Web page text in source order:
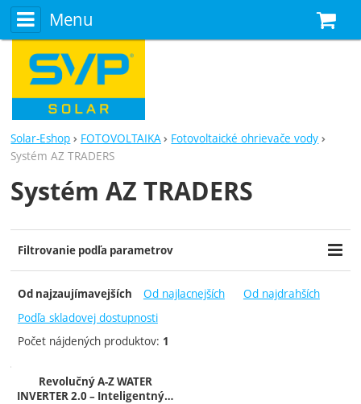
Menu
Solar-Eshop FOTOVOLTAIKA
Fotovoltaické ohrievače vody
Systém AZ TRADERS
Systém AZ TRADERS
Filtrovanie podľa parametrov
Cena (€)
-
Dostupnosť
Skladom
Od najzaujímavejších Od najlacnejších
Od najdrahších
Podľa skladovej dostupnosti
Počet nájdených produktov: 1
Produkty
Revolučný A-Z WATER
INVERTER 2.0 – Inteligentný…